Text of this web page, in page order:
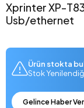
Xprinter XP-
Usb/ethernet
Ürün stokta
Stok
Gelince Haber Ver